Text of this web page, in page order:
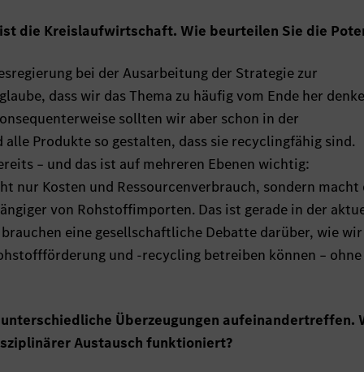
die Kreislaufwirtschaft. Wie beurteilen Sie die
bei der Ausarbeitung der Strategie zur
dass wir das Thema zu häufig vom Ende her
sollten wir aber schon in der
Produkte so gestalten, dass sie recyclingfähig sind.
– und das ist auf mehreren Ebenen wichtig:
nur Kosten und Ressourcenverbrauch, sondern macht
von Rohstoffimporten. Das ist gerade in der
eine gesellschaftliche Debatte darüber, wie
und -recycling betreiben können –
Überzeugungen aufeinandertreffen.
Austausch funktioniert?